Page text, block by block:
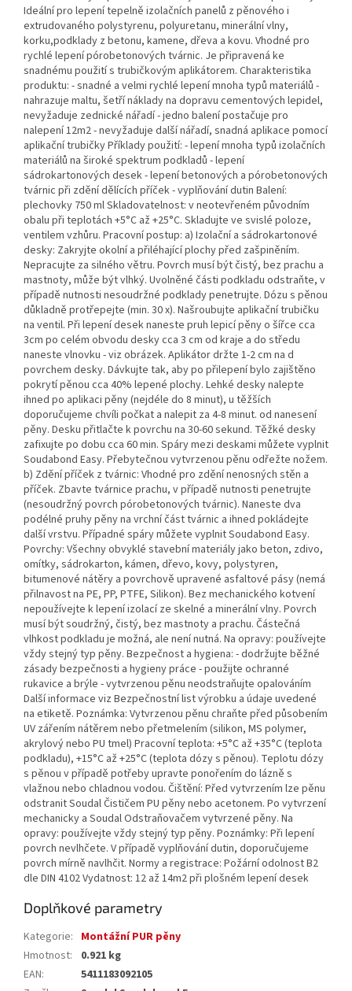
Ideální pro lepení tepelně izolačních panelů z pěnového i
extrudovaného polystyrenu, polyuretanu, minerální vlny,
korku,podklady z betonu, kamene, dřeva a kovu. Vhodné pro
rychlé lepení pórobetonových tvárnic. Je připravená ke
snadnému použití s trubičkovým aplikátorem. Charakteristika
produktu: - snadné a velmi rychlé lepení mnoha typů materiálů -
nahrazuje maltu, šetří náklady na dopravu cementových lepidel,
nevyžaduje zednické nářadí - jedno balení postačuje pro
nalepení 12m2 - nevyžaduje další nářadí, snadná aplikace pomocí
aplikační trubičky Příklady použití: - lepení mnoha typů izolačních
materiálů na široké spektrum podkladů - lepení
sádrokartonových desek - lepení betonových a pórobetonových
tvárnic při zdění dělících příček - vyplňování dutin Balení:
plechovky 750 ml Skladovatelnost: v neotevřeném původním
obalu při teplotách +5°C až +25°C. Skladujte ve svislé poloze,
ventilem vzhůru. Pracovní postup: a) Izolační a sádrokartonové
desky: Zakryjte okolní a přiléhající plochy před zašpiněním.
Nepracujte za silného větru. Povrch musí být čistý, bez prachu a
mastnoty, může být vlhký. Uvolněné části podkladu odstraňte, v
případě nutnosti nesoudržné podklady penetrujte. Dózu s pěnou
důkladně protřepejte (min. 30 x). Našroubujte aplikační trubičku
na ventil. Při lepení desek naneste pruh lepicí pěny o šířce cca
3cm po celém obvodu desky cca 3 cm od kraje a do středu
naneste vlnovku - viz obrázek. Aplikátor držte 1-2 cm na d
povrchem desky. Dávkujte tak, aby po přilepení bylo zajištěno
pokrytí pěnou cca 40% lepené plochy. Lehké desky nalepte
ihned po aplikaci pěny (nejdéle do 8 minut), u těžších
doporučujeme chvíli počkat a nalepit za 4-8 minut. od nanesení
pěny. Desku přitlačte k povrchu na 30-60 sekund. Těžké desky
zafixujte po dobu cca 60 min. Spáry mezi deskami můžete vyplnit
Soudabond Easy. Přebytečnou vytvrzenou pěnu odřežte nožem.
b) Zdění příček z tvárnic: Vhodné pro zdění nenosných stěn a
příček. Zbavte tvárnice prachu, v případě nutnosti penetrujte
(nesoudržný povrch pórobetonových tvárnic). Naneste dva
podélné pruhy pěny na vrchní část tvárnic a ihned pokládejte
další vrstvu. Případné spáry můžete vyplnit Soudabond Easy.
Povrchy: Všechny obvyklé stavební materiály jako beton, zdivo,
omítky, sádrokarton, kámen, dřevo, kovy, polystyren,
bitumenové nátěry a povrchově upravené asfaltové pásy (nemá
přilnavost na PE, PP, PTFE, Silikon). Bez mechanického kotvení
nepoužívejte k lepení izolací ze skelné a minerální vlny. Povrch
musí být soudržný, čistý, bez mastnoty a prachu. Částečná
vlhkost podkladu je možná, ale není nutná. Na opravy: používejte
vždy stejný typ pěny. Bezpečnost a hygiena: - dodržujte běžné
zásady bezpečnosti a hygieny práce - použijte ochranné
rukavice a brýle - vytvrzenou pěnu neodstraňujte opalováním
Další informace viz Bezpečnostní list výrobku a údaje uvedené
na etiketě. Poznámka: Vytvrzenou pěnu chraňte před působením
UV zářením nátěrem nebo přetmelením (silikon, MS polymer,
akrylový nebo PU tmel) Pracovní teplota: +5°C až +35°C (teplota
podkladu), +15°C až +25°C (teplota dózy s pěnou). Teplotu dózy
s pěnou v případě potřeby upravte ponořením do lázně s
vlažnou nebo chladnou vodou. Čištění: Před vytvrzením lze pěnu
odstranit Soudal Čističem PU pěny nebo acetonem. Po vytvrzení
mechanicky a Soudal Odstraňovačem vytvrzené pěny. Na
opravy: používejte vždy stejný typ pěny. Poznámky: Při lepení
povrch nevlhčete. V případě vyplňování dutin, doporučujeme
povrch mírně navlhčit. Normy a registrace: Požární odolnost B2
dle DIN 4102 Vydatnost: 12 až 14m2 při plošném lepení desek
Doplňkové parametry
Kategorie: Montážní PUR pěny
Hmotnost:
0.921 kg
EAN:
5411183092105